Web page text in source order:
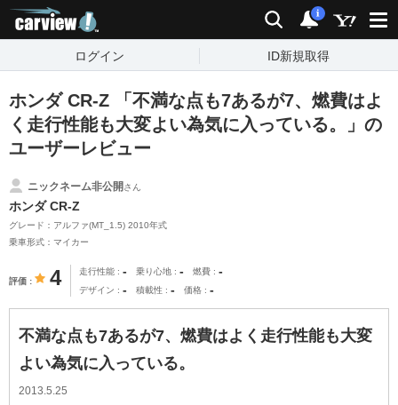
検索 通知
i
ログイン ID新規取得
ホンダ CR-Z 「不満な点も7あるが7、燃費はよ
く走行性能も大変よい為気に入っている。」の
ユーザーレビュー
ニックネーム非公開さん
ホンダ CR-Z
グレード：アルファ(MT_1.5) 2010年式
乗車形式：マイカー
評価 4 走行性能 - 乗り心地 - 燃費 -
デザイン - 積載性 - 価格 -
不満な点も7あるが7、燃費はよく走行性能も大変
よい為気に入っている。
2013.5.25